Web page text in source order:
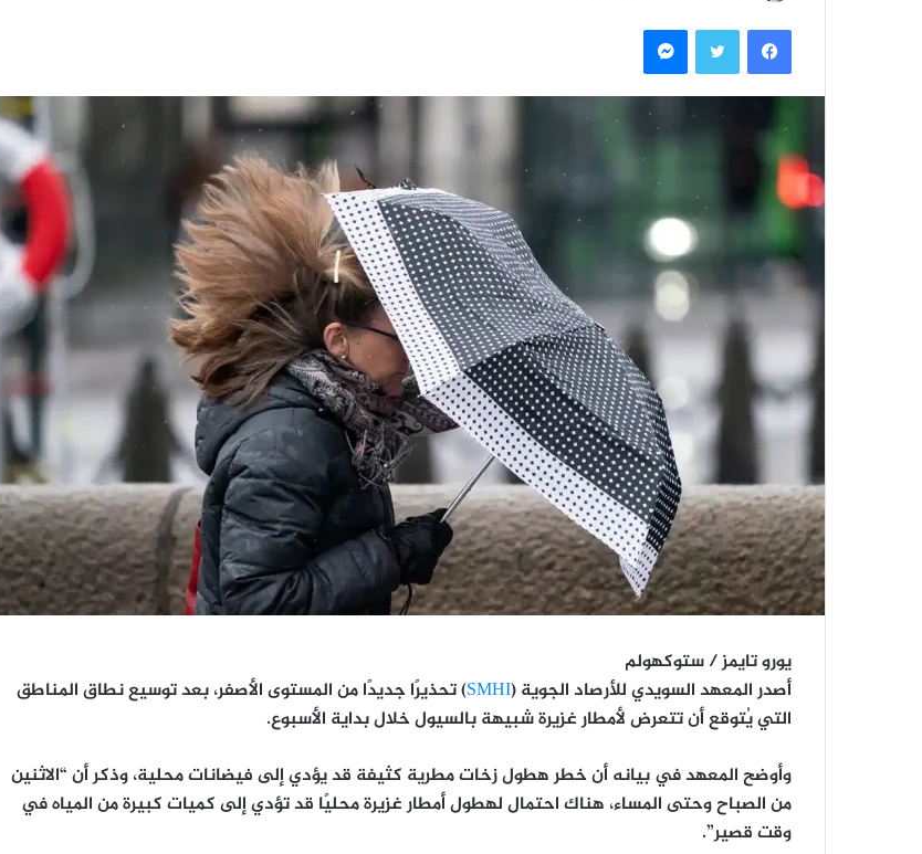
إلكترونيا
فيسبوكتويتر ماسنجر
يورو تايمز / ستوكهولم
أصدر المعهد السويدي للأرصاد الجوية (SMHI) تحذيرًا جديدًا من المستوى الأصفر، بعد توسيع نطاق المناطق
التي يُتوقع أن تتعرض لأمطار غزيرة شبيهة بالسيول خلال بداية الأسبوع.
وأوضح المعهد في بيانه أن خطر هطول زخات مطرية كثيفة قد يؤدي إلى فيضانات محلية، وذكر أن “الاثنين
من الصباح وحتى المساء، هناك احتمال لهطول أمطار غزيرة محليًا قد تؤدي إلى كميات كبيرة من المياه في
وقت قصير”.